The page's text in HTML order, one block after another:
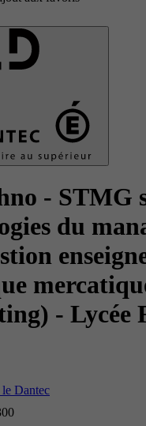
- STMG
du
- Lycée
Dantec